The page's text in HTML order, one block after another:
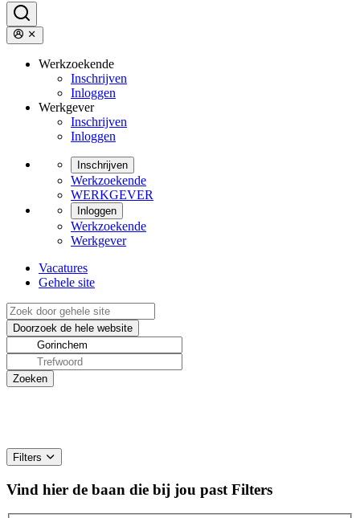
Werkzoekende
Inschrijven
Inloggen
Werkgever
Inschrijven
Inloggen
Inschrijven
Werkzoekende
WERKGEVER
Inloggen
Werkzoekende
Werkgever
Vacatures
Gehele site
Filters
Vind hier de baan die bij jou past Filters